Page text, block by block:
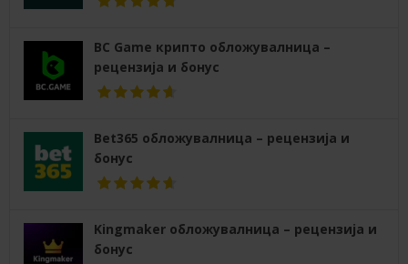
BC Game крипто обложувалница –
рецензија и бонус
Bet365 обложувалница – рецензија и
бонус
Kingmaker обложувалница – рецензија и
бонус